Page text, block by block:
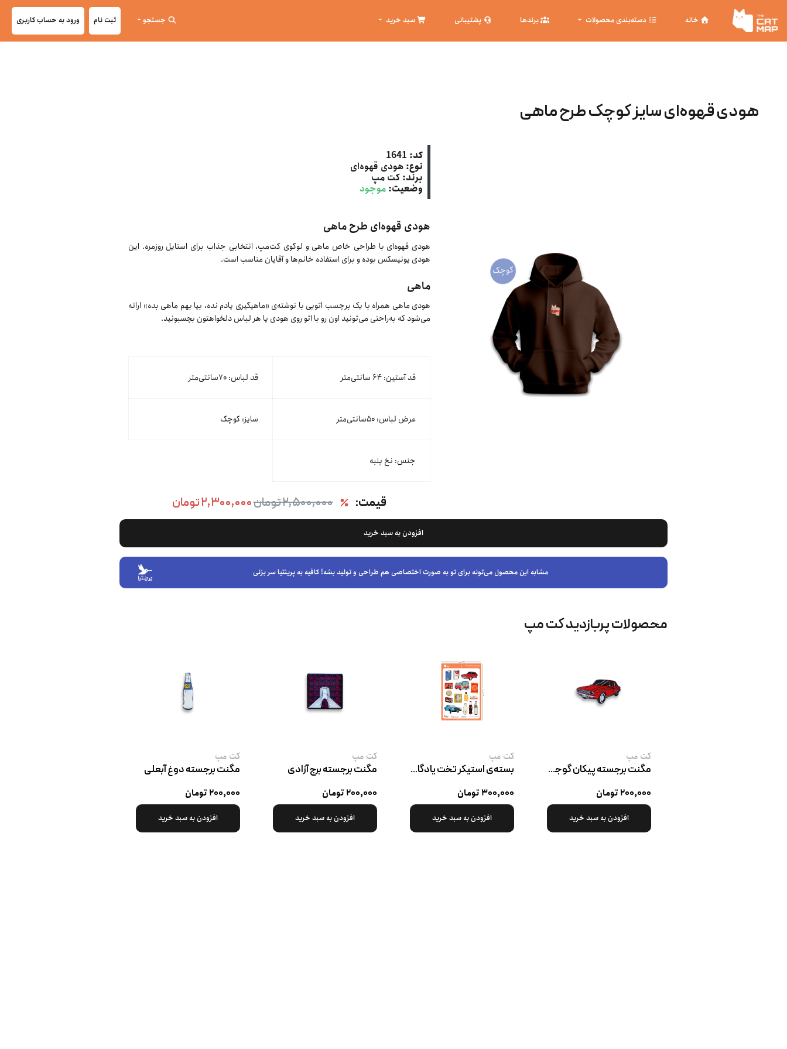
خانه دسته‌بندی محصولات برندها پشتیبانی سبد خرید جستجو ثبت نام ورود به حساب کاربری
هودی قهوه‌ای سایز کوچک طرح ماهی
کد: 1641
نوع: هودی قهوه‌ای
برند: کت‌ مپ
وضعیت: موجود
هودی قهوه‌ای طرح ماهی
هودی قهوه‌ای با طراحی خاص ماهی و لوگوی کت‌مپ، انتخابی جذاب برای استایل روزمره. این
هودی یونیسکس بوده و برای استفاده خانم‌ها و آقایان مناسب است.
ماهی
هودی ماهی همراه با یک برچسب اتویی با نوشته‌ی «ماهیگیری یادم نده، بیا بهم ماهی بده» ارائه
می‌شود که به‌راحتی می‌تونید اون رو با اتو روی هودی یا هر لباس دلخواهتون بچسبونید.
قد آستین: ۶۴ سانتی‌متر قد لباس: ۷۰سانتی‌متر
عرض لباس: ۵۰سانتی‌متر سایز: کوچک
جنس: نخ پنبه
قیمت: ۲,۵۰۰,۰۰۰ تومان ۲,۳۰۰,۰۰۰ تومان
افزودن به سبد خرید
مشابه این محصول می‌تونه برای تو به صورت اختصاصی هم طراحی و تولید بشه! کافیه به پرینتیا سر بزنی
محصولات پربازدید کت‌ مپ
کت‌ مپ
مگنت برجسته پیکان گوجه ‌ای
۲۰۰,۰۰۰ تومان
افزودن به سبد خرید
کت‌ مپ
بسته‌ی استیکر تخت یادگاری‌های نوستالژی
۳۰۰,۰۰۰ تومان
افزودن به سبد خرید
کت‌ مپ
مگنت برجسته برج آزادی
۲۰۰,۰۰۰ تومان
افزودن به سبد خرید
کت‌ مپ
مگنت برجسته دوغ آبعلی
۲۰۰,۰۰۰ تومان
افزودن به سبد خرید